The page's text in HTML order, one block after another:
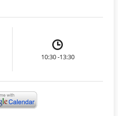
10:30 -13:30